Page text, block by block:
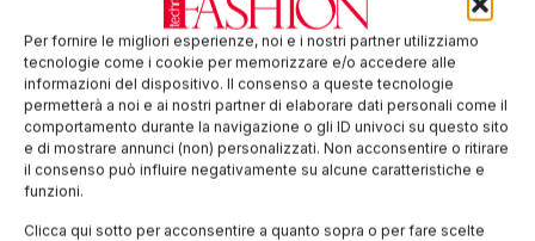
Per fornire le migliori esperienze, noi e i nostri partner utilizziamo
tecnologie come i cookie per memorizzare e/o accedere alle
informazioni del dispositivo. Il consenso a queste tecnologie
permetterà a noi e ai nostri partner di elaborare dati personali come il
comportamento durante la navigazione o gli ID univoci su questo sito
e di mostrare annunci (non) personalizzati. Non acconsentire o ritirare
il consenso può influire negativamente su alcune caratteristiche e
funzioni.
Clicca qui sotto per acconsentire a quanto sopra o per fare scelte
ISCRIVITI ALLA NEWSLETTER